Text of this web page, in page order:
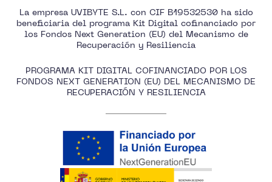
La empresa UVIBYTE S.L. con CIF B19532530 ha sido
beneficiaria del programa Kit Digital cofinanciado por
los Fondos Next Generation (EU) del Mecanismo de
Recuperación y Resiliencia
PROGRAMA KIT DIGITAL COFINANCIADO POR LOS
FONDOS NEXT GENERATION (EU) DEL MECANISMO DE
RECUPERACIÓN Y RESILIENCIA